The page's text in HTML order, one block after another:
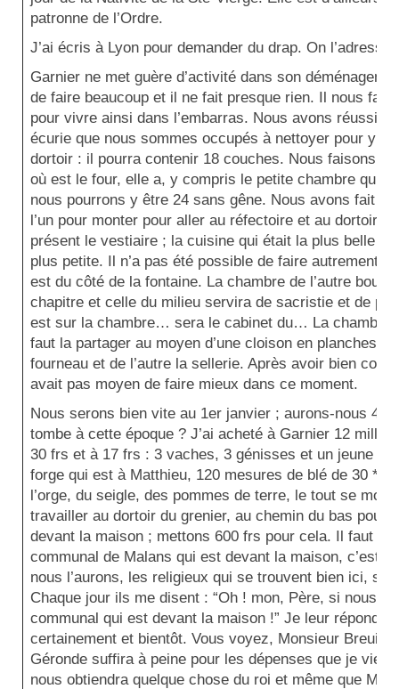
patronne de l’Ordre.
J’ai écris à Lyon pour demander du drap. On
Garnier ne met guère d’activité dans son
de faire beaucoup et il ne fait presque rien. Il nous faut
pour vivre ainsi dans l’embarras. Nous avons réussi à
écurie que nous sommes occupés à nettoyer pour y
dortoir : il pourra contenir 18 couches. Nous faisons le
où est le four, elle a, y compris le petite chambre qui
nous pourrons y être 24 sans gêne. Nous avons fait
l’un pour monter pour aller au réfectoire et au dortoir,
présent le vestiaire ; la cuisine qui était la plus belle
plus petite. Il n’a pas été possible de faire autrement.
est du côté de la fontaine. La chambre de l’autre bout
chapitre et celle du milieu servira de sacristie et de
est sur la chambre… sera le cabinet du… La chambre
faut la partager au moyen d’une cloison en planches
fourneau et de l’autre la sellerie. Après avoir bien
avait pas moyen de faire mieux dans ce moment.
Nous serons bien vite au 1er janvier ; aurons-nous 4
tombe à cette époque ? J’ai acheté à Garnier 12
30 frs et à 17 frs : 3 vaches, 3 génisses et un jeune
forge qui est à Matthieu, 120 mesures de blé de 30 *
l’orge, du seigle, des pommes de terre, le tout se
travailler au dortoir du grenier, au chemin du bas pour
devant la maison ; mettons 600 frs pour cela. Il faut
communal de Malans qui est devant la maison, c’est
nous l’aurons, les religieux qui se trouvent bien ici,
Chaque jour ils me disent : “Oh ! mon, Père, si nous
communal qui est devant la maison !” Je leur réponds
certainement et bientôt. Vous voyez, Monsieur
Géronde suffira à peine pour les dépenses que je viens
nous obtiendra quelque chose du roi et même que M.